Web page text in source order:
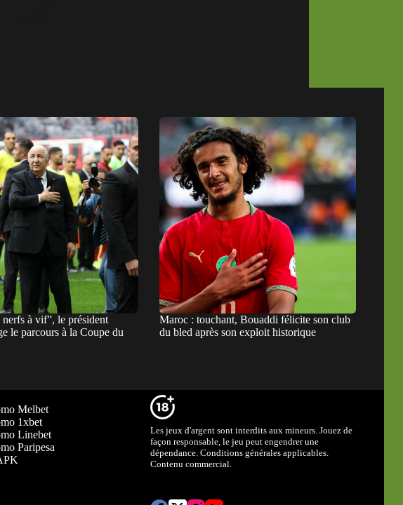
à vif”, le président
le parcours à la Coupe du
Maroc : touchant, Bouaddi félicite son club
du bled après son exploit historique
Melbet
1xbet
Linebet
Paripesa
Les jeux d'argent sont interdits aux mineurs. Jouez de
façon responsable, le jeu peut engendrer une
dépendance. Conditions générales applicables.
Contenu commercial.